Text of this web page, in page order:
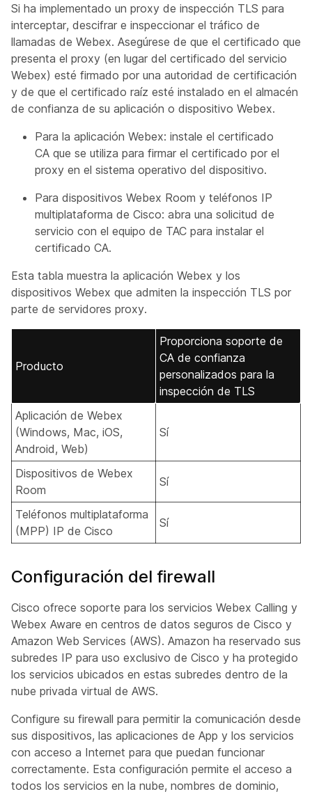
Si ha implementado un proxy de inspección TLS para
interceptar, descifrar e inspeccionar el tráfico de
llamadas de Webex. Asegúrese de que el certificado que
presenta el proxy (en lugar del certificado del servicio
Webex) esté firmado por una autoridad de certificación
y de que el certificado raíz esté instalado en el almacén
de confianza de su aplicación o dispositivo Webex.
Para la aplicación Webex: instale el certificado
CA que se utiliza para firmar el certificado por el
proxy en el sistema operativo del dispositivo.
Para dispositivos Webex Room y teléfonos IP
multiplataforma de Cisco: abra una solicitud de
servicio con el equipo de TAC para instalar el
certificado CA.
Esta tabla muestra la aplicación Webex y los
dispositivos Webex que admiten la inspección TLS por
parte de servidores proxy.
Producto
Proporciona soporte de
CA de confianza
personalizados para la
inspección de TLS
Aplicación de Webex
(Windows, Mac, iOS,
Android, Web)
Sí
Dispositivos de Webex
Room
Sí
Teléfonos multiplataforma
(MPP) IP de Cisco
Sí
Configuración del firewall
Cisco ofrece soporte para los servicios Webex Calling y
Webex Aware en centros de datos seguros de Cisco y
Amazon Web Services (AWS). Amazon ha reservado sus
subredes IP para uso exclusivo de Cisco y ha protegido
los servicios ubicados en estas subredes dentro de la
nube privada virtual de AWS.
Configure su firewall para permitir la comunicación desde
sus dispositivos, las aplicaciones de App y los servicios
con acceso a Internet para que puedan funcionar
correctamente. Esta configuración permite el acceso a
todos los servicios en la nube, nombres de dominio,